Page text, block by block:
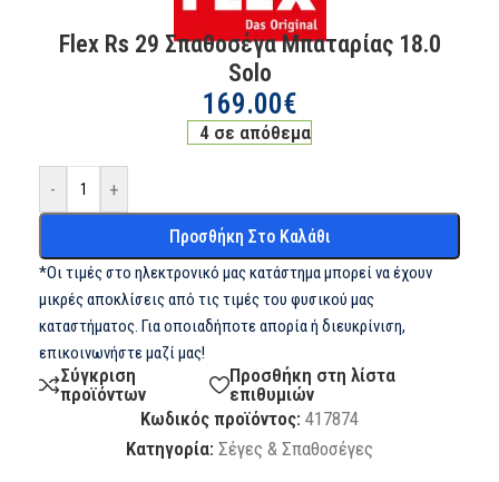
Flex Rs 29 Σπαθοσέγα Μπαταρίας 18.0
Solo
169.00€
4 σε απόθεμα
- +
Προσθήκη Στο Καλάθι
*Οι τιμές στο ηλεκτρονικό μας κατάστημα μπορεί να έχουν
μικρές αποκλίσεις από τις τιμές του φυσικού μας
καταστήματος. Για οποιαδήποτε απορία ή διευκρίνιση,
επικοινωνήστε μαζί μας!
Σύγκριση
προϊόντων
Προσθήκη στη λίστα
επιθυμιών
Κωδικός προϊόντος: 417874
Κατηγορία: Σέγες & Σπαθοσέγες